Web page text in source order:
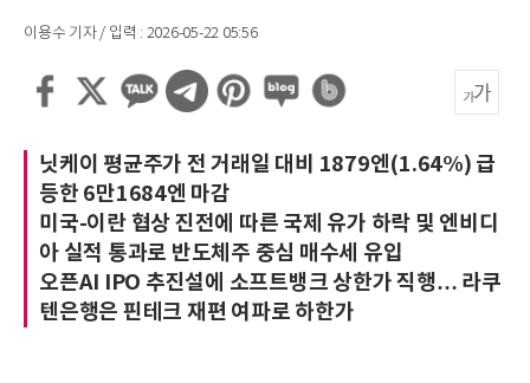
이용수 기자 / 입력 : 2026-05-22 05:56
닛케이 평균주가 전 거래일 대비 1879엔(1.64%) 급
등한 6만1684엔 마감
미국-이란 협상 진전에 따른 국제 유가 하락 및 엔비디
아 실적 통과로 반도체주 중심 매수세 유입
오픈AI IPO 추진설에 소프트뱅크 상한가 직행… 라쿠
텐은행은 핀테크 재편 여파로 하한가